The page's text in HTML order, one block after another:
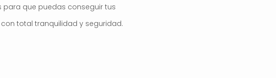
que puedas conseguir tus
total tranquilidad y seguridad.